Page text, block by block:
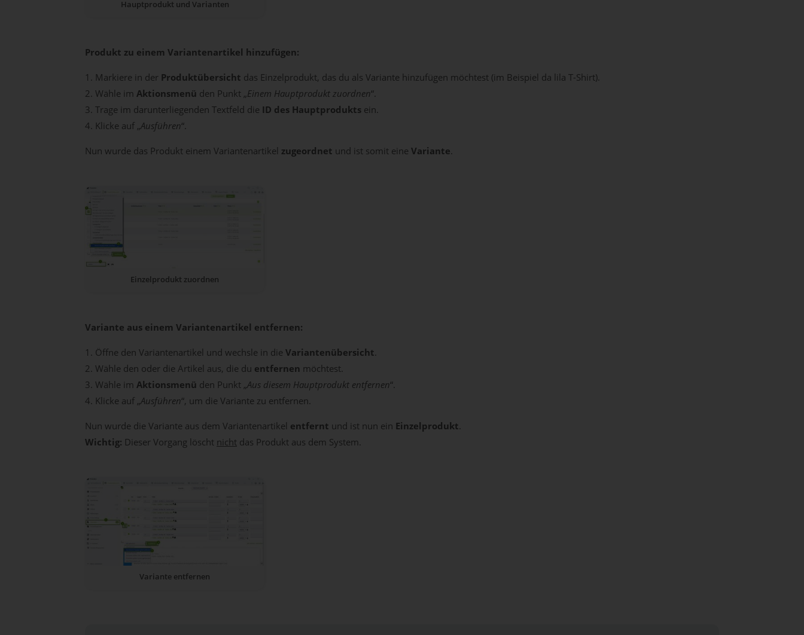
Hauptprodukt und Varianten
Produkt zu einem Variantenartikel hinzufügen:
Markiere in der Produktübersicht das Einzelprodukt, das du als Variante hinzufügen möchtest (im Beispiel da lila T-Shirt).
Wähle im Aktionsmenü den Punkt „Einem Hauptprodukt zuordnen“.
Trage im darunterliegenden Textfeld die ID des Hauptprodukts ein.
Klicke auf „Ausführen“.
Nun wurde das Produkt einem Variantenartikel zugeordnet und ist somit eine Variante.
Einzelprodukt zuordnen
Variante aus einem Variantenartikel entfernen:
Öffne den Variantenartikel und wechsle in die Variantenübersicht.
Wähle den oder die Artikel aus, die du entfernen möchtest.
Wähle im Aktionsmenü den Punkt „Aus diesem Hauptprodukt entfernen“.
Klicke auf „Ausführen“, um die Variante zu entfernen.
Nun wurde die Variante aus dem Variantenartikel entfernt und ist nun ein Einzelprodukt.
Wichtig: Dieser Vorgang löscht nicht das Produkt aus dem System.
Variante entfernen